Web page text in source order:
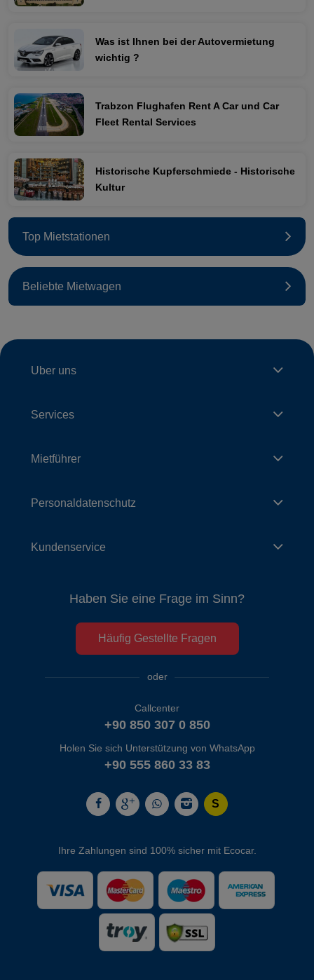
Was ist Ihnen bei der Autovermietung
wichtig ?
Trabzon Flughafen Rent A Car und Car
Fleet Rental Services
Historische Kupferschmiede - Historische
Kultur
Top Mietstationen
Beliebte Mietwagen
Uber uns
Services
Mietführer
Personaldatenschutz
Kundenservice
Haben Sie eine Frage im Sinn?
Häufig Gestellte Fragen
oder
Callcenter
+90 850 307 0 850
Holen Sie sich Unterstützung von WhatsApp
+90 555 860 33 83
Ihre Zahlungen sind 100% sicher mit Ecocar.